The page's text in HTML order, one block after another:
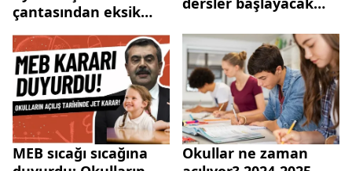
çantasından eksik
etmeyin'
eğitim öğretim
takvimi...
MEB sıcağı sıcağına
Okullar ne zaman